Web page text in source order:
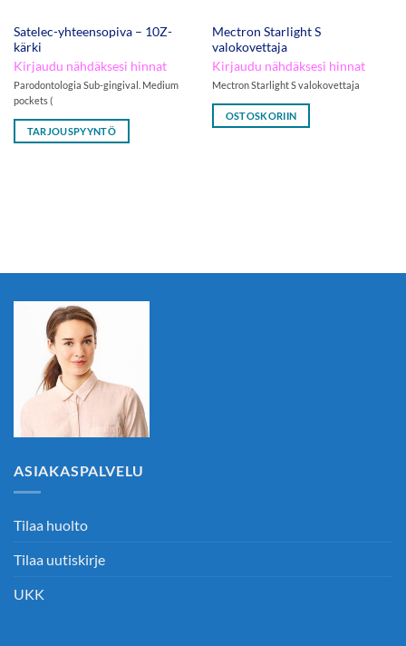
Satelec-yhteensopiva – 10Z-
kärki
Kirjaudu nähdäksesi hinnat
Parodontologia Sub-gingival. Medium
pockets (
TARJOUSPYYNTÖ
Mectron Starlight S
valokovettaja
Kirjaudu nähdäksesi hinnat
Mectron Starlight S valokovettaja
OSTOSKORIIN
ASIAKASPALVELU
Tilaa huolto
Tilaa uutiskirje
UKK